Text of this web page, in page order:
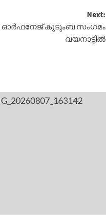
Next:
കുടുംബ സംഗമം
വയനാട്ടില്‍